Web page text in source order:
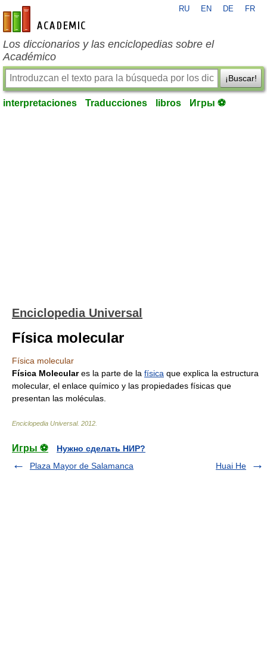
es-academic.com
RU EN DE FR
Los diccionarios y las enciclopedias sobre el
Académico
¡Buscar!
interpretaciones Traducciones libros Игры ⚽
Enciclopedia Universal
Física molecular
Física molecular
Física Moleculares la parte de la física que explica la estructura
molecular, el enlace químico y las propiedades físicas que
presentan las moléculas.
Enciclopedia Universal. 2012
Игры ⚽
Нужно сделать НИР?
Plaza Mayor de Salamanca
Huai He